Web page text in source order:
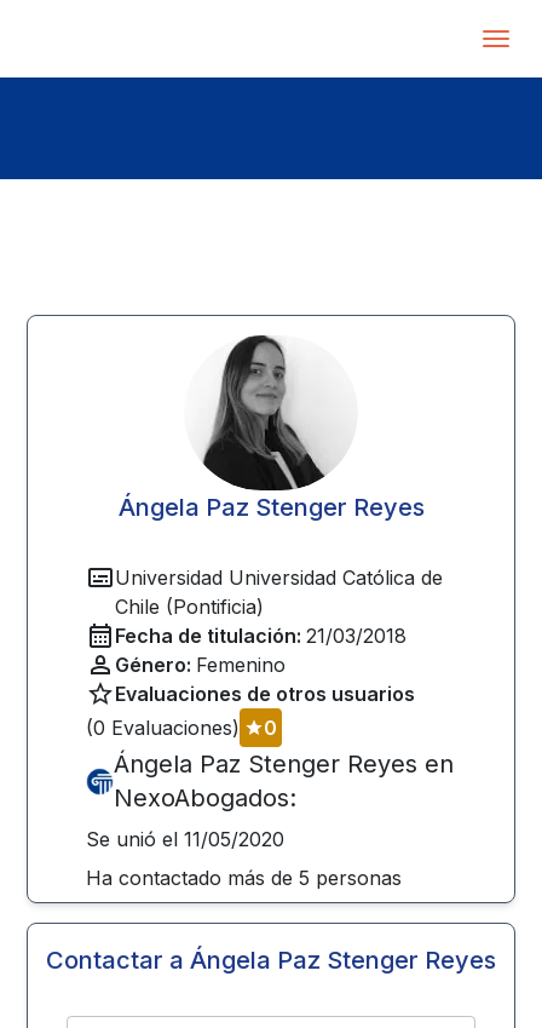
Ángela Paz Stenger Reyes
Universidad Universidad Católica de
Chile (Pontificia)
Fecha de titulación: 21/03/2018
Género: Femenino
Evaluaciones de otros usuarios
(0 Evaluaciones) 0
Ángela Paz Stenger Reyes en
NexoAbogados:
Se unió el 11/05/2020
Ha contactado más de5 personas
Contactar a Ángela Paz Stenger Reyes